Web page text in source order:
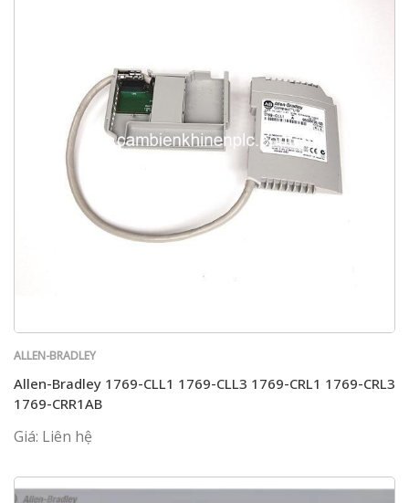
ALLEN-BRADLEY
Allen-Bradley 1769-CLL1 1769-CLL3 1769-CRL1 1769-CRL3
1769-CRR1AB
Giá: Liên hệ